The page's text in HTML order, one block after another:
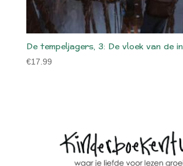
De tempeljagers, 3: De vloek van de
€17.99